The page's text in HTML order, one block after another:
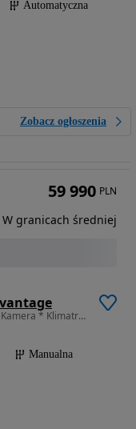
Automatyczna
Zobacz ogłoszenia
1591 cm3 • 132 KM • Jedyne 122tkm * NAVI * Kamera * Klimatronic * Oryginał
Manualna
59 990 PLN
W granicach średniej